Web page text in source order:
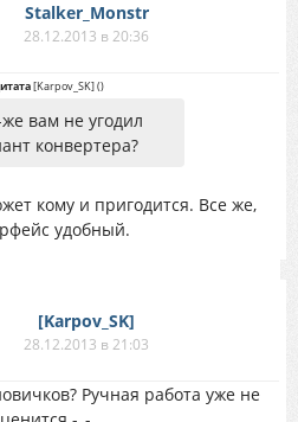
Stalker_Monstr
28.12.2013 в 20:36
[Karpov_SK]()
вам не угодил
конвертера?
кому и пригодится. Все же,
удобный.
[Karpov_SK]
28.12.2013 в 21:03
Ручная работа уже не